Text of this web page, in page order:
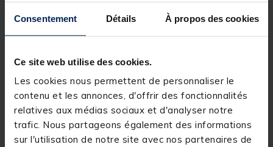
Consentement Détails À propos des cookies
Ce site web utilise des cookies.
Les cookies nous permettent de personnaliser le
contenu et les annonces, d'offrir des fonctionnalités
relatives aux médias sociaux et d'analyser notre
trafic. Nous partageons également des informations
sur l'utilisation de notre site avec nos partenaires de
parfaite sur le fil ainsi qu’une présentation naturelle
d’adaptation selon la luminosité et les conditions de
Antenne 2,5 mm pour les grammages 3 / 4 / 6
Antenne 3,0 mm pour les grammages 10 / 12
/ 15 g.